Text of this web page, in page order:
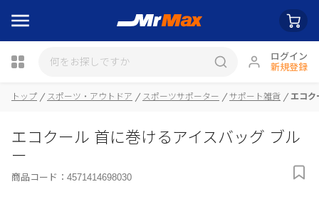
ログイン
新規登録
トップ スポーツ・アウトドア スポーツサポーター サポート雑貨 エコク
エコクール 首に巻けるアイスバッグ ブル
ー
商品コード： 4571414698030